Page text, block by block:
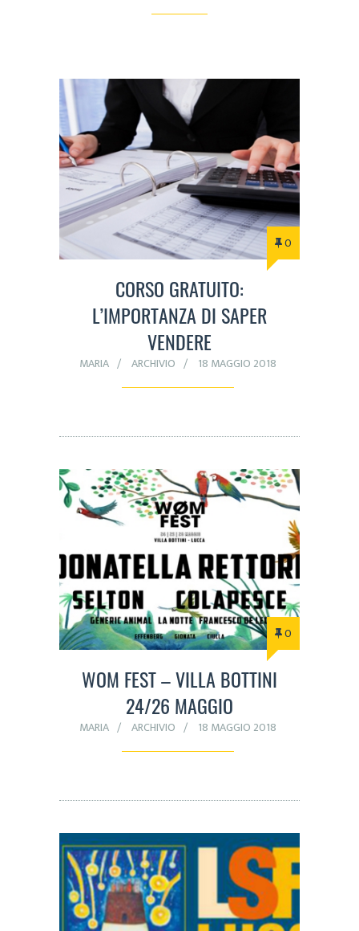
0
CORSO GRATUITO:
L’IMPORTANZA DI SAPER
VENDERE
MARIA ARCHIVIO 18 MAGGIO 2018
0
WOM FEST – VILLA BOTTINI
24/26 MAGGIO
MARIA ARCHIVIO 18 MAGGIO 2018